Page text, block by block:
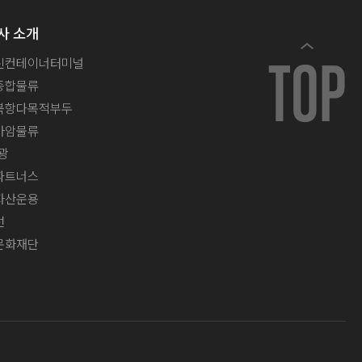
소개
컨테이너터미널
합물류
항다목적부두
암물류
트너스
산운용
화재단
TOP